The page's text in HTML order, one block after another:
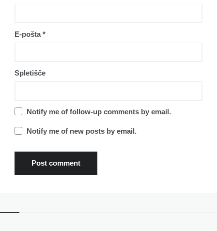
E-pošta*
Spletišče
Notify me of follow-up comments by email.
Notify me of new posts by email.